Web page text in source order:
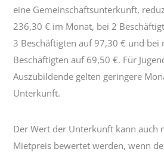
eine Gemeinschaftsunterkunft,
236,30 € im Monat, bei 2
3 Beschäftigten auf 97,30 € und bei
Beschäftigten auf 69,50 €. Für
Auszubildende gelten geringere
Unterkunft.
Der Wert der Unterkunft kann auch
Mietpreis bewertet werden, wenn